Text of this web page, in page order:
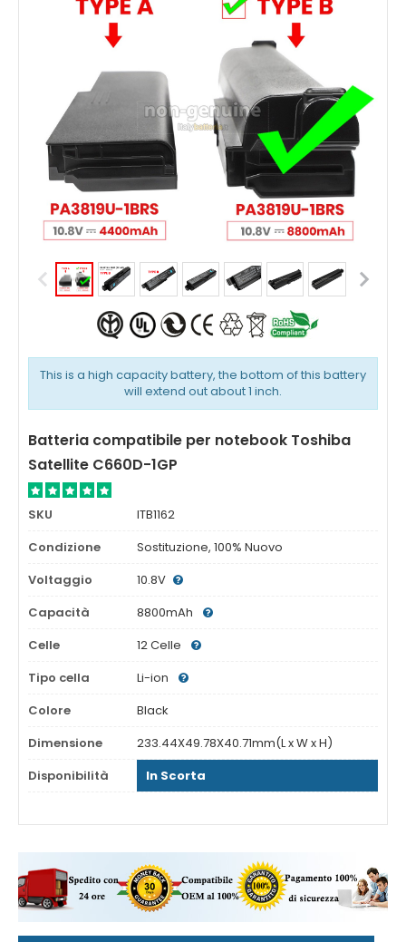
This is a high capacity battery, the bottom of this battery
will extend out about 1 inch.
Batteria compatibile per notebook Toshiba
Satellite C660D-1GP
SKU
ITB1162
Condizione
Sostituzione, 100% Nuovo
Voltaggio
10.8V
Capacità
8800mAh
Celle
12 Celle
Tipo cella
Li-ion
Colore
Black
Dimensione
233.44X49.78X40.71mm(L x W x H)
Disponibilità
In Scorta